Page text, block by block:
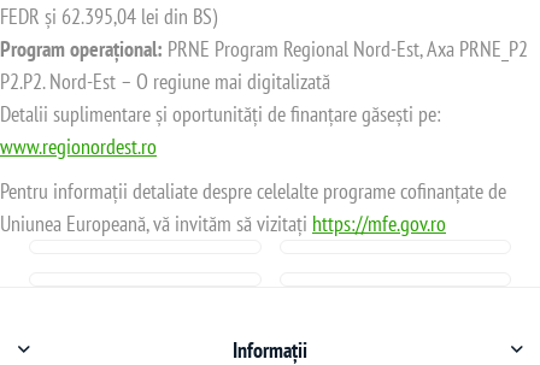
FEDR și 62.395,04 lei din BS)
Program operațional: PRNE Program Regional Nord-Est, Axa PRNE_P2
P2.P2. Nord-Est – O regiune mai digitalizată
Detalii suplimentare și oportunități de finanțare găsești pe:
www.regionordest.ro
Pentru informații detaliate despre celelalte programe cofinanțate de
Uniunea Europeană, vă invităm să vizitați https://mfe.gov.ro
Informații